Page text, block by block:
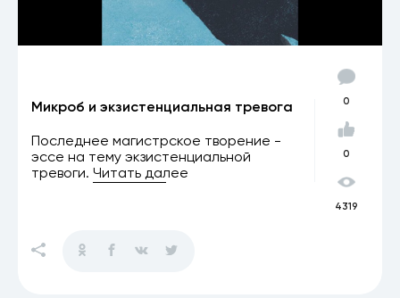
Микроб и экзистенциальная тревога
Последнее магистрское творение -
эссе на тему экзистенциальной
тревоги. Читать далее
0
0
4319